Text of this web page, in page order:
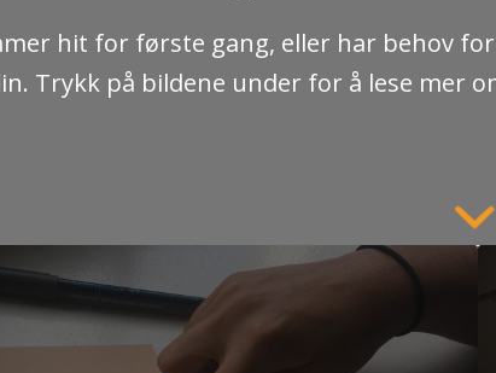
hit for første gang, eller har behov
Trykk på bildene under for å lese mer